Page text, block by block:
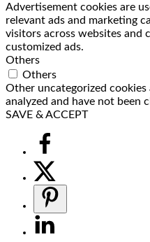
Advertisement cookies are
relevant ads and marketing
visitors across websites
customized ads.
Others
Others
Other uncategorized
analyzed and have not been
SAVE & ACCEPT